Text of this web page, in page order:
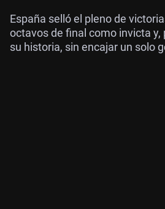
España selló el pleno de
octavos de final como invicta y,
su historia, sin encajar un solo